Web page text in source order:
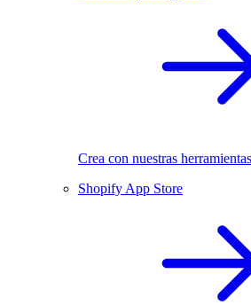
Crea con nuestras
Shopify App Store